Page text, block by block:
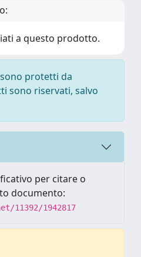
a questo prodotto.
sono protetti da
sono riservati, salvo
per citare o
documento:
11392/1942817